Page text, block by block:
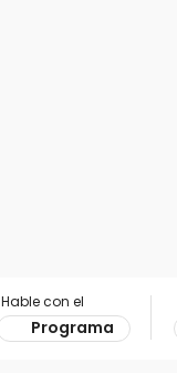
Hable con el
Programa